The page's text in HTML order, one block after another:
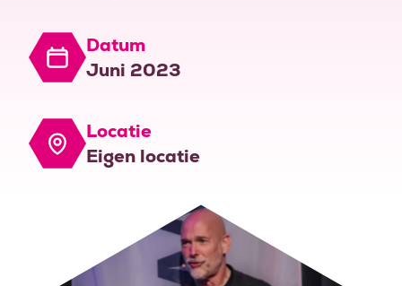
Datum
Juni 2023
Locatie
Eigen locatie